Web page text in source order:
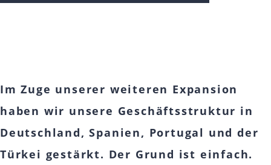
ČESKY
KAUFPREISANFRAGE
Im Zuge unserer weiteren Expansion
haben wir unsere Geschäftsstruktur in
Deutschland, Spanien, Portugal und der
Türkei gestärkt. Der Grund ist einfach.